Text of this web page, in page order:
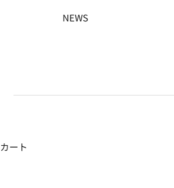
NEWS
カート